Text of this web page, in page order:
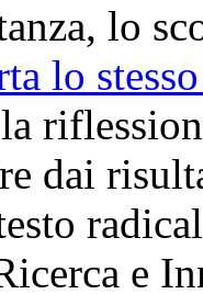
lo
lo
dai
e